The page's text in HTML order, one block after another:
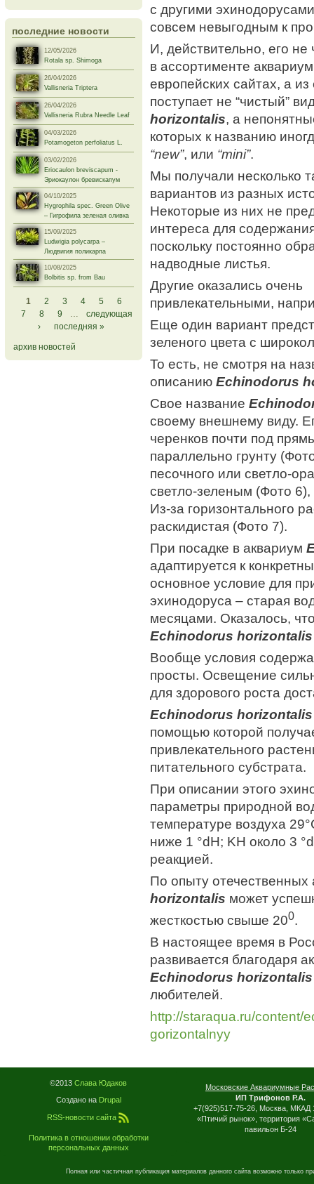
последние новости
12/05/2026
Rotala sp. Shimoga
26/04/2026
Vallisneria Triptera
26/04/2026
Vallisneria Rubra Needle Leaf
04/03/2026
Potamogeton perfoliatus L.
03/02/2026
Eriocaulon breviscapum -
Эриокаулон бревискапум
04/10/2025
Hygrophila spec. Green Olive
– Гигрофила зеленая оливка
15/09/2025
Ludwigia polycarpa –
Людвигия поликарпа
10/08/2025
Bolbitis sp. from Bau
Страницы
1 2 3 4 5
6
7
8 9
следующая
›
последняя »
архив новостей
с другими
совсем невыгодным к
И, действительно, его не
в ассортименте
европейских сайтах, а
поступает не “чистый”
horizontalis, а
которых к названию
“new”, или “mini”.
Мы получали несколько
вариантов из разных
Некоторые из них не
интереса для
поскольку постоянно
надводные листья.
Другие оказались очень
привлекательными,
Еще один вариант
зеленого цвета с
То есть, не смотря на
описаниюEchinodorus
Свое название
своему внешнему виду.
черенков почти под
параллельно грунту
песочного или светло-
светло-зеленым (Фото
Из-за горизонтального
раскидистая (Фото 7).
При посадке в аквариум
адаптируется к
основное условие для
эхинодоруса – старая
месяцами. Оказалось,
Echinodorus
Вообще условия
просты. Освещение
для здорового роста
Echinodorus horizontalis
помощью которой
привлекательного
питательного субстрата.
При описании этого
параметры природной
температуре воздуха
ниже 1 °dH; KH около 3
реакцией.
По опыту отечественных
horizontalis может
жесткостью свыше 200.
В настоящее время в
развивается благодаря
Echinodorus horizontalis
любителей.
http://staraqua.ru/content/
gorizontalnyy
©2013 Слава Юдаков
Создано на Drupal
RSS-новости сайта
Политика в отношении обработки
персональных данных
Московские Аквариумные
ИП Трифонов Р.А.
+7(925)517-75-26, Москва, МКАД
«Птичий рынок», территория
павильон Б-24
Полная или частичная публикация материалов данного сайта возможно только